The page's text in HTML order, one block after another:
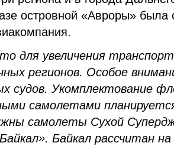
островной «Авроры» была
для увеличения
регионов. Особое
судов. Укомплектование
самолетами
самолеты Сухой
Байкал рассчитан на